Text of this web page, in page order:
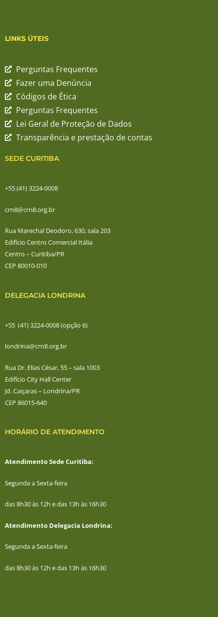
LINKS ÚTEIS
Perguntas Frequentes
Fazer uma Denúncia
Códigos de Ética
Perguntas Frequentes
Lei Geral de Proteção de Dados
Transparência e prestação de contas
SEDE CURITIBA
+55 (41) 3224-0008
crn8@crn8.org.br
Rua Marechal Deodoro, 630, sala 203
Edifício Centro Comercial Itália
Centro – Curitiba/PR
CEP 80010-010
DELEGACIA LONDRINA
+55 (41) 3224-0008 (opção 6)
londrina@crn8.org.br
Rua Dr. Elias César, 55 – sala 1003
Edifício City Hall Center
Jd. Caiçaras – Londrina/PR
CEP 86015-640
HORÁRIO DE ATENDIMENTO
Atendimento Sede Curitiba:
Segunda a Sexta-feira
das 8h30 às 12h e das 13h às 16h30
Atendimento Delegacia Londrina:
Segunda a Sexta-feira
das 8h30 às 12h e das 13h às 16h30